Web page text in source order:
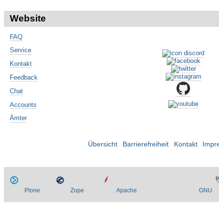
Website
FAQ
Service
Kontakt
Feedback
Chat
Accounts
Ämter
Übersicht Barrierefreiheit Kontakt
Plone Zope Apache GNU